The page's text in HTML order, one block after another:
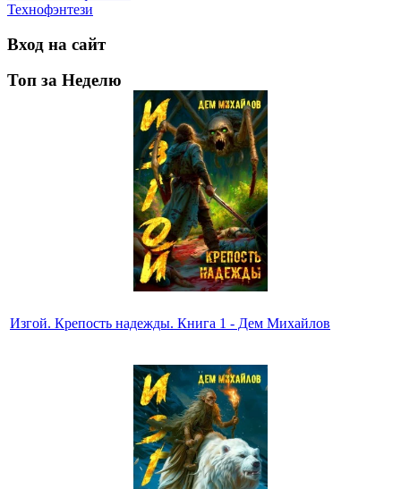
Технофэнтези
Вход на сайт
Топ за Неделю
Изгой. Крепость надежды. Книга 1 - Дем Михайлов